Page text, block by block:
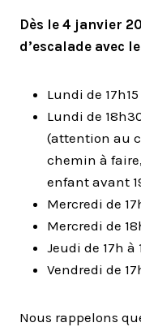
Dès le 4 janvier
d’escalade avec
Lundi de
Lundi de
(attention au
chemin à
enfant avant
Mercredi de
Mercredi de
Jeudi de 17h à
Vendredi de
Nous rappelons